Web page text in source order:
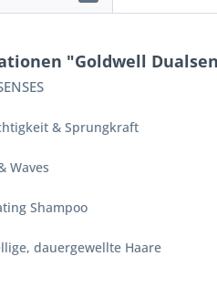
"Goldwell
& Sprungkraft
Waves
Shampoo
dauergewellte Haare